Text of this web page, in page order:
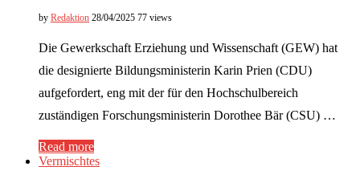
by Redaktion 28/04/2025 77 views
Die Gewerkschaft Erziehung und Wissenschaft (GEW) hat
die designierte Bildungsministerin Karin Prien (CDU)
aufgefordert, eng mit der für den Hochschulbereich
zuständigen Forschungsministerin Dorothee Bär (CSU) …
Read more
Vermischtes